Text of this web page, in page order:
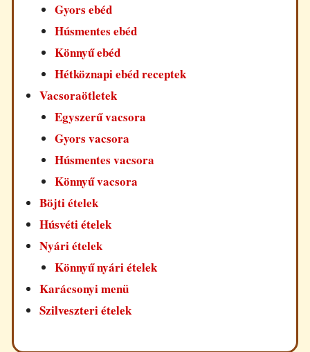
Gyors ebéd
Húsmentes ebéd
Könnyű ebéd
Hétköznapi ebéd receptek
Vacsoraötletek
Egyszerű vacsora
Gyors vacsora
Húsmentes vacsora
Könnyű vacsora
Böjti ételek
Húsvéti ételek
Nyári ételek
Könnyű nyári ételek
Karácsonyi menü
Szilveszteri ételek